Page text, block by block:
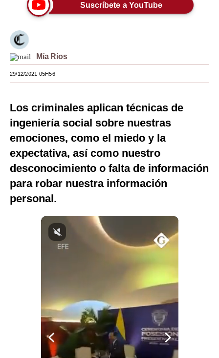
Moda
Estilos
Mundo
EEUU
España
Internacional
Tecnología
Club del Suscriptor
Mix
G de Gestión
Notas Contratadas
Fotogalerías
Suscríbete a YouTube
Mía Ríos
29/12/2021 05H56
Los criminales aplican técnicas de
ingeniería social sobre nuestras
emociones, como el miedo y la
expectativa, así como nuestro
desconocimiento o falta de información
para robar nuestra información
personal.